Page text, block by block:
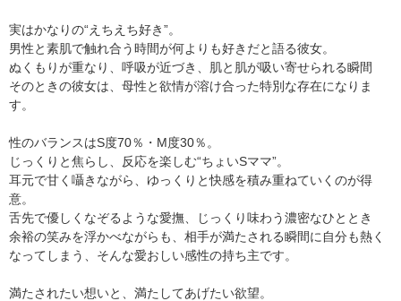
実はかなりの“えちえち好き”。
男性と素肌で触れ合う時間が何よりも好きだと語る彼女。
ぬくもりが重なり、呼吸が近づき、肌と肌が吸い寄せられる瞬間
そのときの彼女は、母性と欲情が溶け合った特別な存在になりま
す。
性のバランスはS度70％・M度30％。
じっくりと焦らし、反応を楽しむ“ちょいSママ”。
耳元で甘く囁きながら、ゆっくりと快感を積み重ねていくのが得
意。
舌先で優しくなぞるような愛撫、じっくり味わう濃密なひととき
余裕の笑みを浮かべながらも、相手が満たされる瞬間に自分も熱く
なってしまう、そんな愛おしい感性の持ち主です。
満たされたい想いと、満たしてあげたい欲望。